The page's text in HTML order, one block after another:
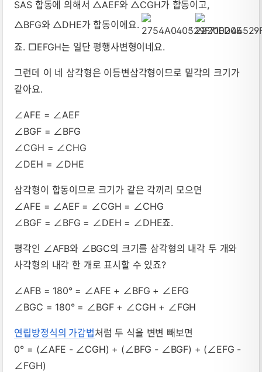
SAS 합동에 의해서 △AEF와 △CGH가 합동이고,
△BFG와 △DHE가 합동이에요.
,
죠. □EFGH는 일단 평행사변형이네요.
그런데 이 네 삼각형은 이등변삼각형이므로 밑각의 크기가
같아요.
∠AFE = ∠AEF
∠BGF = ∠BFG
∠CGH = ∠CHG
∠DEH = ∠DHE
삼각형이 합동이므로 크기가 같은 각끼리 모으면
∠AFE = ∠AEF = ∠CGH = ∠CHG
∠BGF = ∠BFG = ∠DEH = ∠DHE죠.
평각인 ∠AFB와 ∠BGC의 크기를 삼각형의 내각 두 개와
사각형의 내각 한 개로 표시할 수 있죠?
∠AFB = 180° = ∠AFE + ∠BFG + ∠EFG
∠BGC = 180° = ∠BGF + ∠CGH + ∠FGH
연립방정식의 가감법처럼 두 식을 변변 빼보면
0° = (∠AFE - ∠CGH) + (∠BFG - ∠BGF) + (∠EFG -
∠FGH)